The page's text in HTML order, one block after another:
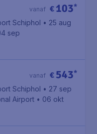
€ 103*
vanaf
Schiphol • 25 aug
sep
€ 543*
vanaf
Schiphol • 27 sep
Airport • 06 okt